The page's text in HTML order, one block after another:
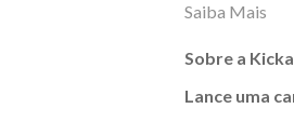
Saiba Mais
Sobre a
Lance uma